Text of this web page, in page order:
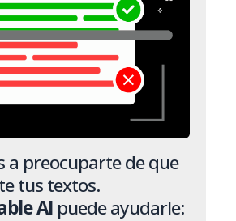
a preocuparte de que
tus textos.
AI puede ayudarle: